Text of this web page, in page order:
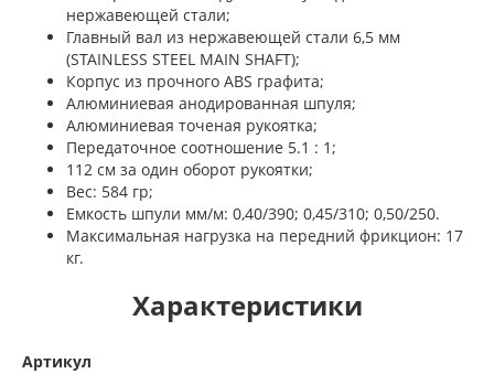
нержавеющей стали;
Главный вал из нержавеющей стали 6,5 мм
(STAINLESS STEEL MAIN SHAFT);
Корпус из прочного ABS графита;
Алюминиевая анодированная шпуля;
Алюминиевая точеная рукоятка;
Передаточное соотношение 5.1 : 1;
112 см за один оборот рукоятки;
Вес: 584 гр;
Емкость шпули мм/м: 0,40/390; 0,45/310; 0,50/250.
Максимальная нагрузка на передний фрикцион: 17
кг.
Характеристики
Артикул